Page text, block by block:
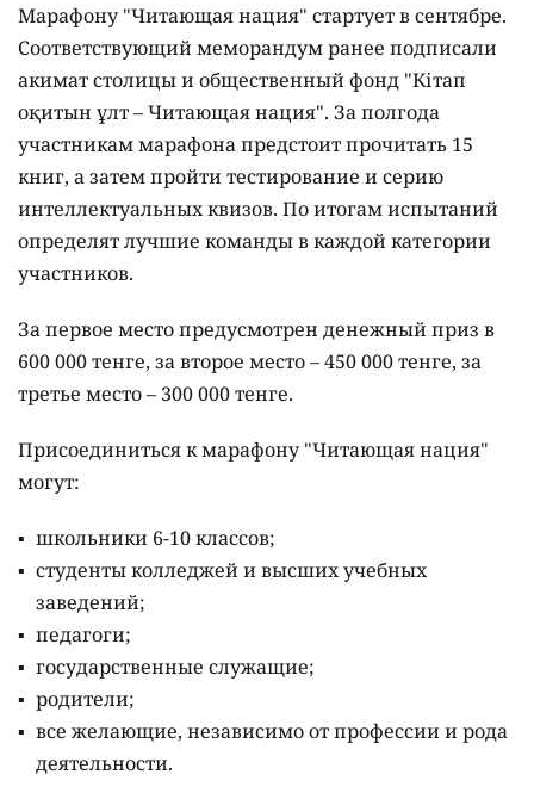
Марафону "Читающая нация" стартует в сентябре.
Соответствующий меморандум ранее подписали
акимат столицы и общественный фонд "Кітап
оқитын ұлт – Читающая нация". За полгода
участникам марафона предстоит прочитать 15
книг, а затем пройти тестирование и серию
интеллектуальных квизов. По итогам испытаний
определят лучшие команды в каждой категории
участников.
За первое место предусмотрен денежный приз в
600 000 тенге, за второе место – 450 000 тенге, за
третье место – 300 000 тенге.
Присоединиться к марафону "Читающая нация"
могут:
школьники 6-10 классов;
студенты колледжей и высших учебных
заведений;
педагоги;
государственные служащие;
родители;
все желающие, независимо от профессии и рода
деятельности.